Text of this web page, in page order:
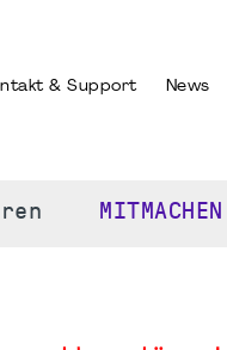
& Support News
MITMACHEN